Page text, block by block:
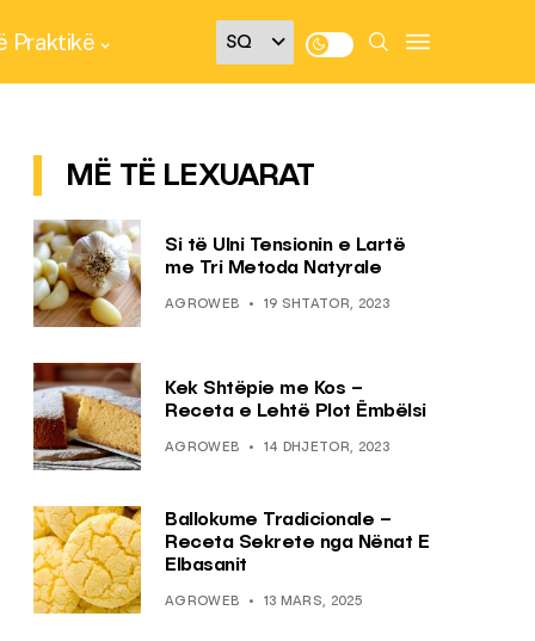
Praktikë
MË TË LEXUARAT
Si të Ulni Tensionin e Lartë
me Tri Metoda Natyrale
AGROWEB 19 SHTATOR, 2023
Kek Shtëpie me Kos –
Receta e Lehtë Plot Ëmbëlsi
AGROWEB 14 DHJETOR, 2023
Ballokume Tradicionale –
Receta Sekrete nga Nënat E
Elbasanit
AGROWEB 13 MARS, 2025